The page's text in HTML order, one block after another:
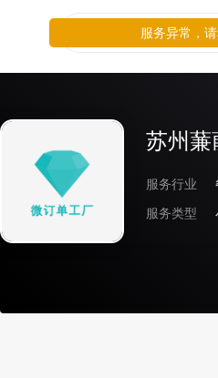
苏州蒹
服务行业
服务类型
服务异常，